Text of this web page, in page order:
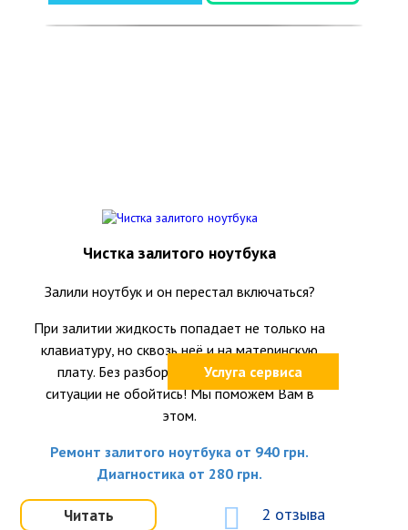
Услуга сервиса
Чистка залитого ноутбука
Залили ноутбук и он перестал включаться?
При залитии жидкость попадает не только на
клавиатуру, но сквозь неё и на материнскую
плату. Без разборки ноутбука и оценки
ситуации не обойтись! Мы поможем Вам в
этом.
Ремонт залитого ноутбука от 940 грн.
Диагностика от 280 грн.
Читать 2 отзыва